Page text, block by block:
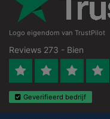
Logo eigendom van TrustPilot
Reviews 273 - Bien
Geverifieerd bedrijf